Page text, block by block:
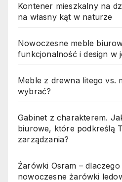
Kontener mieszkalny na
na własny kąt w naturze
Nowoczesne meble
funkcjonalność i design w
Meble z drewna litego vs.
wybrać?
Gabinet z charakterem.
biurowe, które podkreślą
zarządzania?
Żarówki Osram –
nowoczesne żarówki